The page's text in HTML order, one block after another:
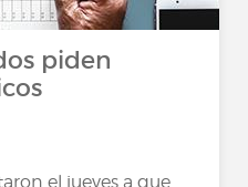
piden
el jueves a que